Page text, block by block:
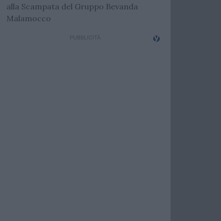
alla Scampata del Gruppo Bevanda
Malamocco